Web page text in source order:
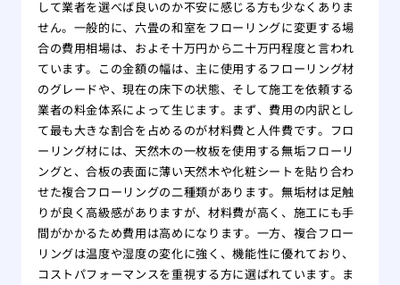
して業者を選べば良いのか不安に感じる方も少なくありま
せん。一般的に、六畳の和室をフローリングに変更する場
合の費用相場は、およそ十万円から二十万円程度と言われ
ています。この金額の幅は、主に使用するフローリング材
のグレードや、現在の床下の状態、そして施工を依頼する
業者の料金体系によって生じます。まず、費用の内訳とし
て最も大きな割合を占めるのが材料費と人件費です。フロ
ーリング材には、天然木の一枚板を使用する無垢フローリ
ングと、合板の表面に薄い天然木や化粧シートを貼り合わ
せた複合フローリングの二種類があります。無垢材は足触
りが良く高級感がありますが、材料費が高く、施工にも手
間がかかるため費用は高めになります。一方、複合フロー
リングは温度や湿度の変化に強く、機能性に優れており、
コストパフォーマンスを重視する方に選ばれています。ま